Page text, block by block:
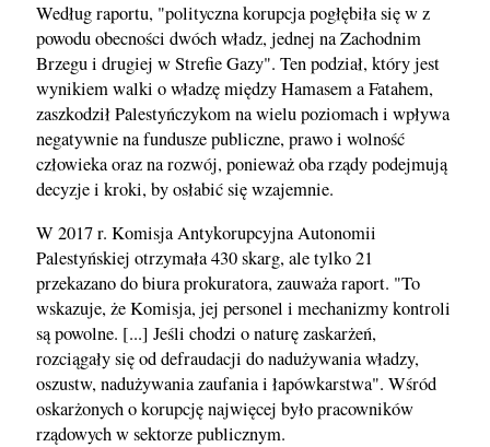
Według raportu, "polityczna korupcja pogłębiła się w z
powodu obecności dwóch władz, jednej na Zachodnim
Brzegu i drugiej w Strefie Gazy". Ten podział, który jest
wynikiem walki o władzę między Hamasem a Fatahem,
zaszkodził Palestyńczykom na wielu poziomach i wpływa
negatywnie na fundusze publiczne, prawo i wolność
człowieka oraz na rozwój, ponieważ oba rządy podejmują
decyzje i kroki, by osłabić się wzajemnie.
W 2017 r. Komisja Antykorupcyjna Autonomii
Palestyńskiej otrzymała 430 skarg, ale tylko 21
przekazano do biura prokuratora, zauważa raport. "To
wskazuje, że Komisja, jej personel i mechanizmy kontroli
są powolne. [...] Jeśli chodzi o naturę zaskarżeń,
rozciągały się od defraudacji do nadużywania władzy,
oszustw, nadużywania zaufania i łapówkarstwa". Wśród
oskarżonych o korupcję najwięcej było pracowników
rządowych w sektorze publicznym.